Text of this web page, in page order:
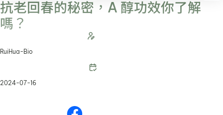
抗老回春的秘密，A 醇功效你了解
嗎？
RuiHua-Bio
2024-07-16